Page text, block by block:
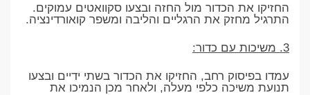
החזיקו את הכדור מול החזה ובצעו סקוואטים עמוקים.
התרגיל מחזק את הרגליים והליבה ומשפר קואורדינציה.
3. משיכות עם כדור:
עמדו בפיסוק רחב, החזיקו את הכדור בשתי ידיים ובצעו
תנועת משיכה כלפי מעלה, ולאחר מכן הנמיכו את